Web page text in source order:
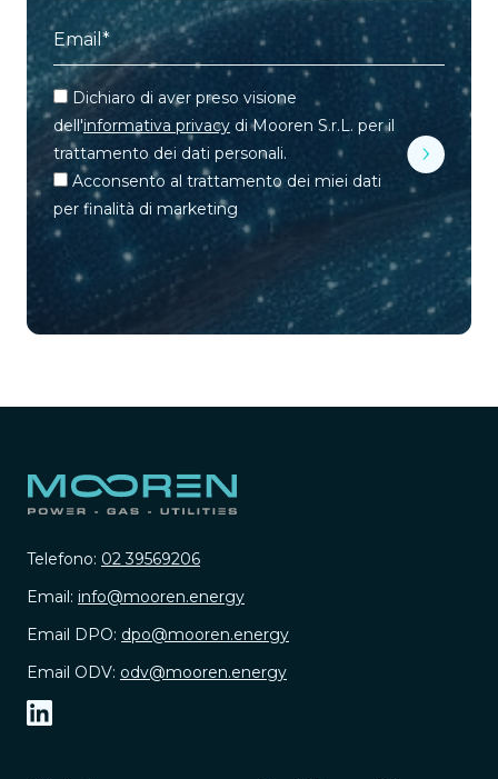
Dichiaro di aver preso visione
dell'informativa privacy di Mooren S.r.L. per il
trattamento dei dati personali.
Acconsento al trattamento dei miei dati
per finalità di marketing
Telefono: 02 39569206
Email: info@mooren.energy
Email DPO: dpo@mooren.energy
Email ODV: odv@mooren.energy